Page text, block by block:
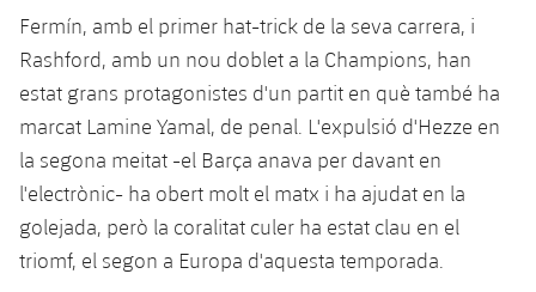
Palau Blaugrana
Estadi Johan Cruyff
La Masia
plusicon
més
Serveis
plusicon
més
SUB10 A
SUB10 B
SUB9 A
SUB8 A
Jugadors
Fotos
Història
Palmarès
Infantil A
Infantil B
Mini
Entrades
Resultats
Classificació
Jugadors
Actualitat
Calendari
Resultats
Classificació
Jugadors
Base
plusicon
més
Juvenil
Cadet A
Cadet B
PLUSICON
MÉS
plusicon
més
Actualitat
Calendari
plusicon
més
Actualitat
Base
Fermín, amb el primer hat-trick de la seva carrera, i
Rashford, amb un nou doblet a la Champions, han
estat grans protagonistes d'un partit en què també ha
marcat Lamine Yamal, de penal. L'expulsió d'Hezze en
la segona meitat -el Barça anava per davant en
l'electrònic- ha obert molt el matx i ha ajudat en la
golejada, però la coralitat culer ha estat clau en el
triomf, el segon a Europa d'aquesta temporada.